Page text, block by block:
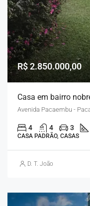
R$ 2.850.000,00
Avenida Pacaembu -
4 4 3
CASA PADRÃO, CASAS
D. T. João